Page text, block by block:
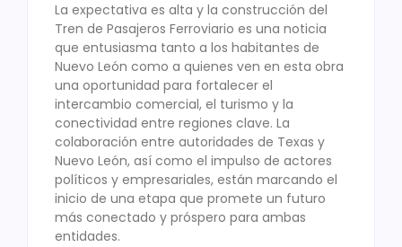
La expectativa es alta y la construcción del
Tren de Pasajeros Ferroviario es una noticia
que entusiasma tanto a los habitantes de
Nuevo León como a quienes ven en esta obra
una oportunidad para fortalecer el
intercambio comercial, el turismo y la
conectividad entre regiones clave. La
colaboración entre autoridades de Texas y
Nuevo León, así como el impulso de actores
políticos y empresariales, están marcando el
inicio de una etapa que promete un futuro
más conectado y próspero para ambas
entidades.